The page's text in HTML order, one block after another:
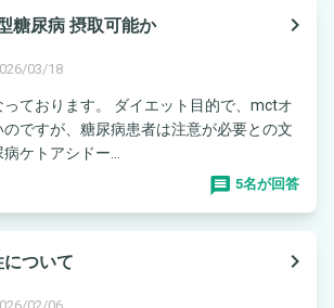
糖尿病 摂取可能か
navigate_next
03/18
ております。 ダイエット目的で、mctオ
ですが、糖尿病患者は注意が必要との文
ケトアシドー...
5名が回答
ついて
navigate_next